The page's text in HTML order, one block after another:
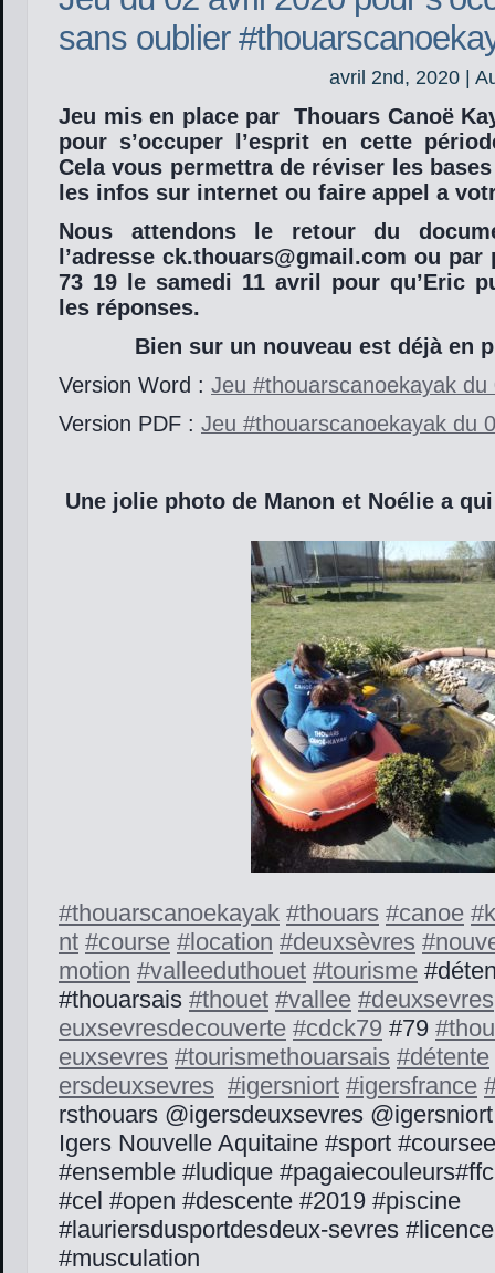
sans oublier
avril 2nd, 2020 |
Jeu mis en place par Thouars Canoë
pour s’occuper l’esprit en cette
Cela vous permettra de réviser les
les infos sur internet ou faire appel a
Nous attendons le retour du
l’adresse ck.thouars@gmail.com ou par
73 19 le samedi 11 avril pour qu’Eric
les réponses.
Bien sur un nouveau est déjà en
Version Word : Jeu #thouarscanoekayak du
Version PDF : Jeu #thouarscanoekayak du
Une jolie photo de Manon et Noélie a
#thouarscanoekayak #thouars #canoe #
nt #course #location #deuxsèvres #
motion #valleeduthouet #tourisme
#thouarsais #thouet #vallee #deuxsevres
euxsevresdecouverte #cdck79 #79 #
euxsevres #tourismethouarsais #détente
ersdeuxsevres #igersniort #igersfrance
rsthouars @igersdeuxsevres
Igers Nouvelle Aquitaine #sport
#ensemble #ludique
#cel #open #descente #2019 #piscine
#lauriersdusportdesdeux-sevres
#musculation